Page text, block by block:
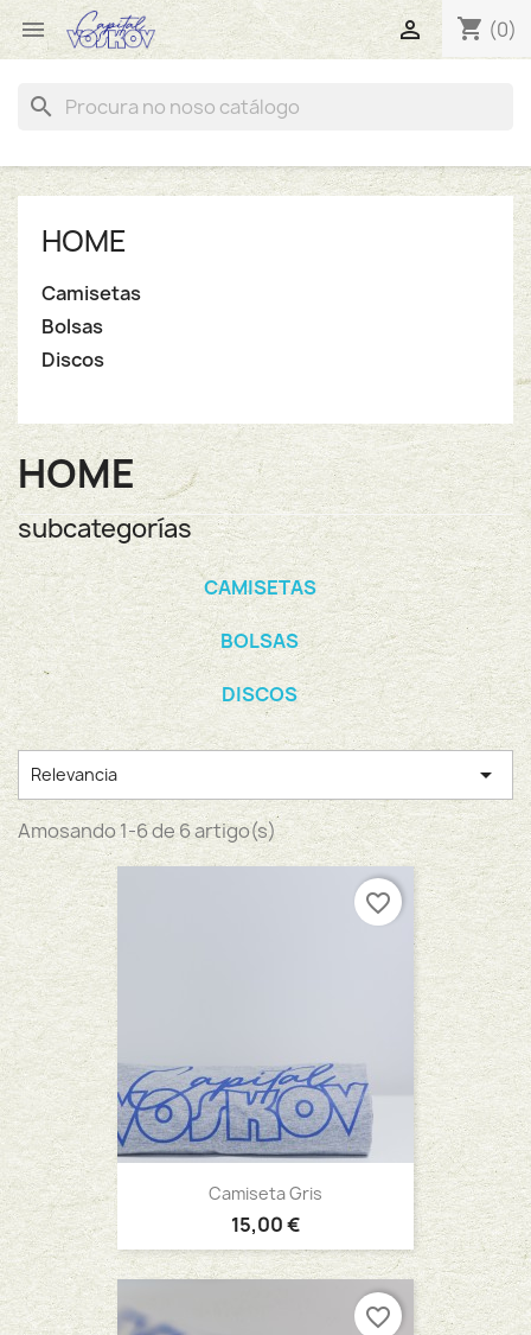
 shopping_cart (0)

search
HOME
Camisetas
Bolsas
Discos
HOME
subcategorías
CAMISETAS
BOLSAS
DISCOS
Relevancia 
Amosando 1-6 de 6 artigo(s)
Camiseta Gris
15,00 €
favorite_border
favorite_border